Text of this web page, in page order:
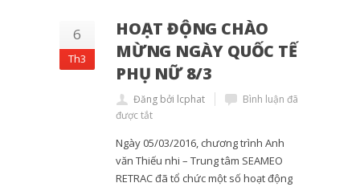
6
Th3
HOẠT ĐỘNG CHÀO
MỪNG NGÀY QUỐC TẾ
PHỤ NỮ 8/3
Đăng bởi lcphat
Bình luận đã
được tắt
Ngày 05/03/2016, chương trình Anh
văn Thiếu nhi – Trung tâm SEAMEO
RETRAC đã tổ chức một số hoạt động